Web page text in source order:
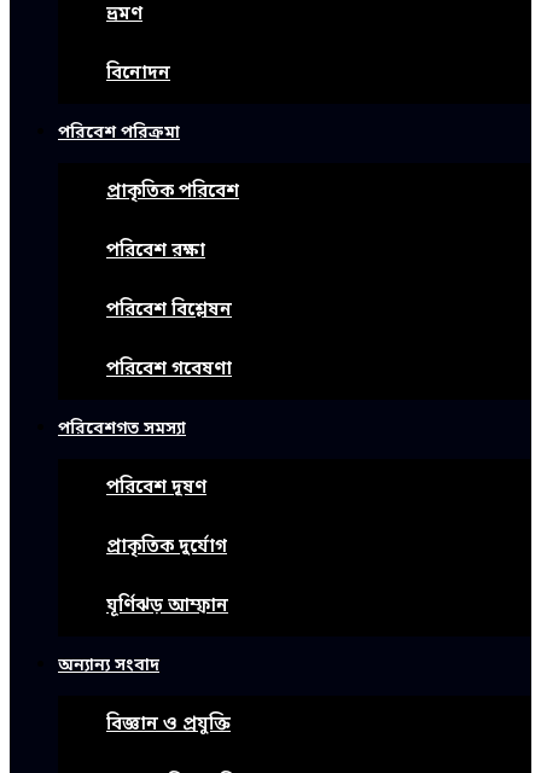
ভ্রমণ
বিনোদন
পরিবেশ পরিক্রমা
প্রাকৃতিক পরিবেশ
পরিবেশ রক্ষা
পরিবেশ বিশ্লেষন
পরিবেশ গবেষণা
পরিবেশগত সমস্যা
পরিবেশ দূষণ
প্রাকৃতিক দুর্যোগ
ঘূর্ণিঝড় আম্ফান
অন্যান্য সংবাদ
বিজ্ঞান ও প্রযুক্তি